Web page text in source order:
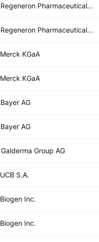
Regeneron Pharmaceuticals, Inc.
Regeneron Pharmaceuticals, Inc.
Merck KGaA
Merck KGaA
Bayer AG
Bayer AG
Galderma Group AG
UCB S.A.
Biogen Inc.
Biogen Inc.